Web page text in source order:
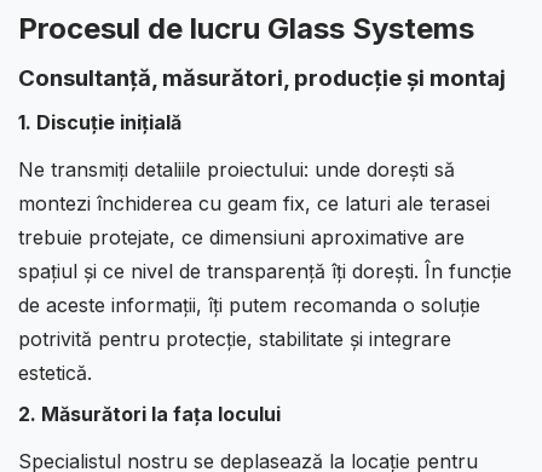
Procesul de lucru Glass Systems
Consultanță, măsurători, producție și montaj
1. Discuție inițială
Ne transmiți detaliile proiectului: unde dorești să
montezi închiderea cu geam fix, ce laturi ale terasei
trebuie protejate, ce dimensiuni aproximative are
spațiul și ce nivel de transparență îți dorești. În funcție
de aceste informații, îți putem recomanda o soluție
potrivită pentru protecție, stabilitate și integrare
estetică.
2. Măsurători la fața locului
Specialistul nostru se deplasează la locație pentru